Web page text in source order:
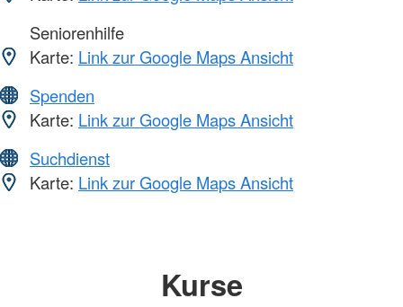
Seniorenhilfe
Karte: Link zur Google Maps Ansicht
Spenden
Karte: Link zur Google Maps Ansicht
Suchdienst
Karte: Link zur Google Maps Ansicht
Kurse